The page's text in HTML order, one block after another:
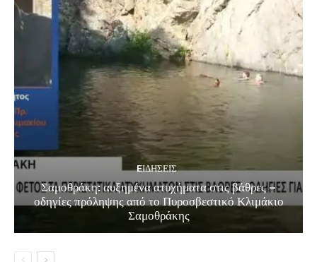
EΙΔΗΣΕΙΣ
Σαμοθράκη: αυξημένα ατυχήματα στις βάθρες –
οδηγίες πρόληψης από το Πυροσβεστικό Κλιμάκιο
Σαμοθράκης